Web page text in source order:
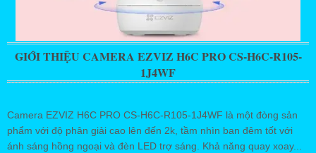
GIỚI THIỆU CAMERA EZVIZ H6C PRO CS-H6C-R105-
1J4WF
Camera EZVIZ H6C PRO CS-H6C-R105-1J4WF là một đòng sản
phẩm với độ phân giải cao lên đến 2k, tầm nhìn ban đêm tốt với
ánh sáng hồng ngoại và đèn LED trợ sáng. Khả năng quay xoay...